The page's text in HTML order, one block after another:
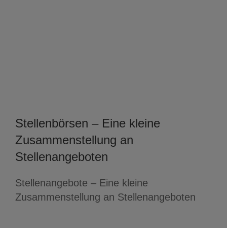
Stellenbörsen – Eine kleine
Zusammenstellung an
Stellenangeboten
Stellenangebote – Eine kleine
Zusammenstellung an Stellenangeboten